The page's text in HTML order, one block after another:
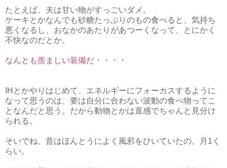
たとえば、夫は甘い物がすっごいダメ。
ケーキとかなんでも砂糖たっぷりのもの食べると、気持ち
悪くなるし、おなかのあたりがあつーくなって、とにかく
不快なのだとか。
なんとも羨ましい装備だ・・・・
IHとかやりはじめて、エネルギーにフォーカスするように
なって思うのは、要は自分に合わない波動の食べ物ってこ
となんだと思う。だから動物とかは直感でちゃんと見分け
られる。
そいでね、昔はほんとうによく風邪をひいていたの。月1く
らい。